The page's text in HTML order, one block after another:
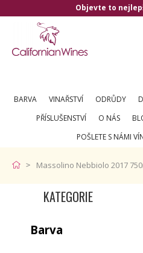
Objevte to
BARVA VINAŘSTVÍ ODRŮDY
PŘÍSLUŠENSTVÍ
O NÁS
POŠLETE S NÁMI
Massolino Nebbiolo 2017
KATEGORIE
Barva